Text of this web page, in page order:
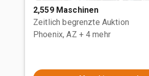
2,559 Maschinen
Zeitlich begrenzte Auktion
Phoenix, AZ + 4 mehr